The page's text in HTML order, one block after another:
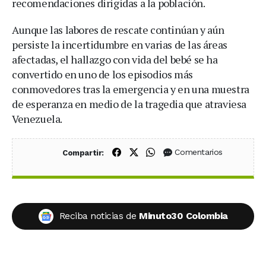
recomendaciones dirigidas a la población.
Aunque las labores de rescate continúan y aún
persiste la incertidumbre en varias de las áreas
afectadas, el hallazgo con vida del bebé se ha
convertido en uno de los episodios más
conmovedores tras la emergencia y en una muestra
de esperanza en medio de la tragedia que atraviesa
Venezuela.
Compartir: Compartir en Facebook
Compartir en X (Twitter)
Compartir en WhatsApp
Comentarios
Reciba noticias de Minuto30 Colombia